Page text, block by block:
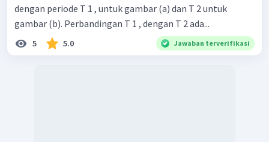
dengan periode T 1 , untuk gambar (a) dan T 2 untuk
gambar (b). Perbandingan T 1 , dengan T 2 ada...
5 5.0 Jawaban terverifikasi